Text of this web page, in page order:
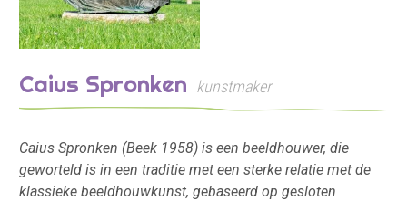
Caius Spronken kunstmaker
Caius Spronken (Beek 1958) is een beeldhouwer, die
geworteld is in een traditie met een sterke relatie met de
klassieke beeldhouwkunst, gebaseerd op gesloten